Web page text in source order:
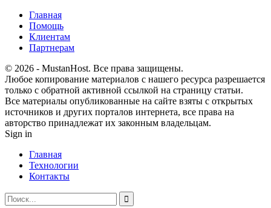
Главная
Помощь
Клиентам
Партнерам
© 2026 - MustanHost. Все права защищены.
Любое копирование материалов с нашего ресурса разрешается
только с обратной активной ссылкой на страницу статьи.
Все материалы опубликованные на сайте взяты с открытых
источников и других порталов интернета, все права на
авторство принадлежат их законным владельцам.
Sign in
Главная
Технологии
Контакты